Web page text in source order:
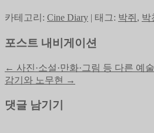
카테고리: Cine Diary | 태그: 박쥐 , 박
포스트 내비게이션
← 사진·소설·만화·그림 등 다른 예
감기와 노무현 →
댓글 남기기